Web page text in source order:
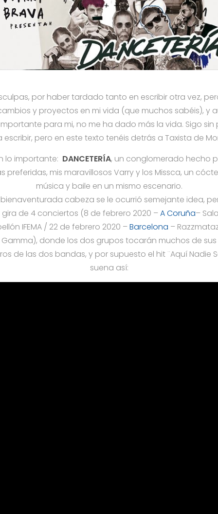
por haber tardado tanto en escribir otra vez,
y proyectos en mi vida (que muchos sabéis), y
para mi, no me ha dado más la vida. Sigo
escribir, pero en este texto tenéis detrás a Taxista de
lo importante: DANCETERÍA, un conglomerado hecho
preferidas, mis maravillosos Varry y los Missca, un
música y baile en un mismo escenario.
cabeza se le ocurrió semejante idea,
de 4 conciertos (8 de febrero 2020 –A Coruña–
IFEMA / 22 de febrero 2020 –Barcelona –
donde los dos grupos tocarán muchos de sus
de las dos bandas, y por supuesto el hit ¨Aquí Nadie
suena así: